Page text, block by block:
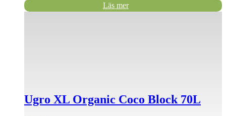
Läs mer
Ugro XL Organic Coco Block 70L